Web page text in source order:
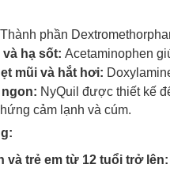
Thành phần
và hạ sốt: Acetaminophen
mũi và hắt hơi:
NyQuil được thiết kế
cảm lạnh và cúm.
và trẻ em từ 12 tuổi trở lên: